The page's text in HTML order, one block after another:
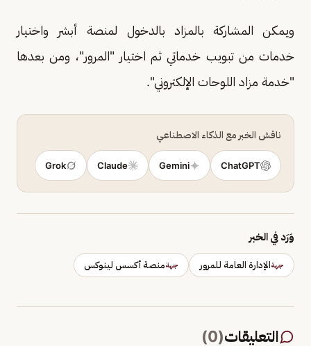
ويمكن المشاركة بالمزاد بالدخول لمنصة أبشر واختيار
خدمات من تبويب خدماتي ثم اختيار "المرور"، ومن بعدها
"خدمة مزاد اللوحات الإلكتروني".
ناقش الخبر مع الذكاء الاصطناعي
ChatGPT
Gemini
Claude
Grok
وَرَد في الخبر
جهةالإدارة العامة للمرور جهةمنصة أكسس لينوكس
التعليقات(
0
)